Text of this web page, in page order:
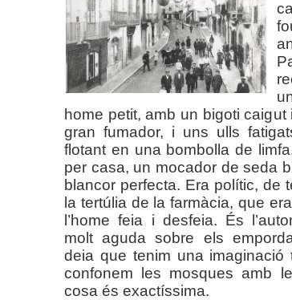
home petit, amb un bigoti caigut
gran fumador, i uns ulls
flotant en una bombolla de
per casa, un mocador de seda
blancor perfecta. Era polític, de
la tertúlia de la farmàcia, que
l’home feia i desfeia. És
molt aguda sobre els
deia que tenim una imaginació
confonem les mosques amb
cosa és exactíssima.